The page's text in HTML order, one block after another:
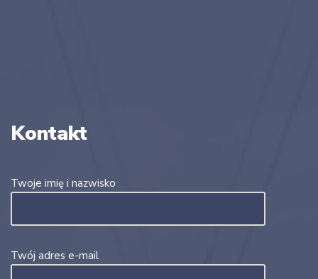
Kontakt
Twoje imię i nazwisko
Twój adres e-mail